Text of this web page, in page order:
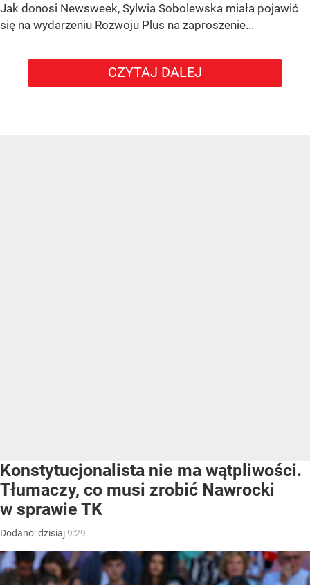
Jak donosi Newsweek, Sylwia Sobolewska miała pojawić
się na wydarzeniu Rozwoju Plus na zaproszenie...
CZYTAJ DALEJ
Konstytucjonalista nie ma wątpliwości.
Tłumaczy, co musi zrobić Nawrocki
w sprawie TK
Dodano:dzisiaj9:29